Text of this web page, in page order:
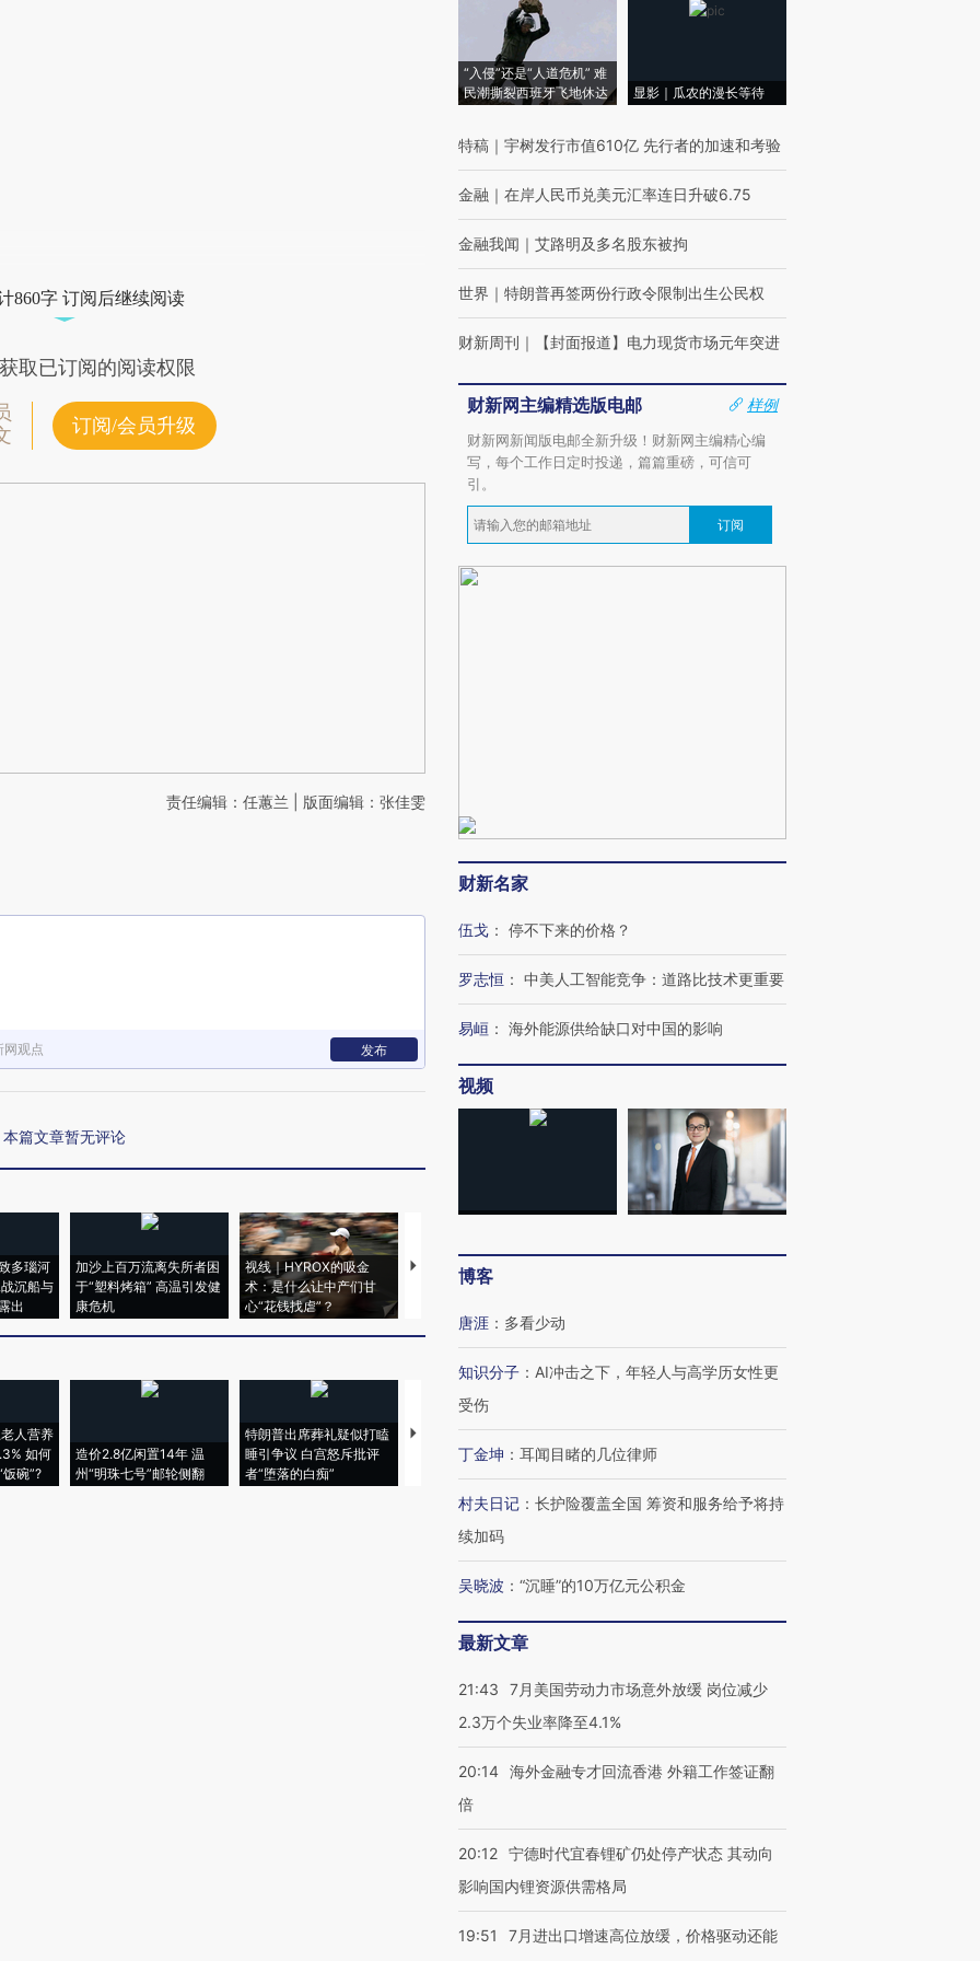
860字 订阅后继续阅读
取已订阅的阅读权限
订阅/会员升级
责任编辑：任蕙兰 | 版面编辑：张佳雯
网观点 发布
本篇文章暂无评论
多瑙河
沉船与
出
加沙上百万流离失所者困
于“塑料烤箱” 高温引发健
康危机
视线｜HYROX的吸金
术：是什么让中产们甘
心“花钱找虐”？
马航飞行员跨国走私7万
粒摇头丸 尿检体内含3种
人营养
如何
碗”?
造价2.8亿闲置14年 温
州“明珠七号”邮轮侧翻
特朗普出席葬礼疑似打瞌
睡引争议 白宫怒斥批评
者“堕落的白痴”
韩国高温创百年纪录 当局
视线｜全球最热百城独占
97个 印度如何熬过48°C
“入侵”还是“人道危机” 难
民潮撕裂西班牙飞地休达
显影｜瓜农的漫长等待
特稿 ｜ 宇树发行市值610亿 先行者的加速和考验
金融 ｜ 在岸人民币兑美元汇率连日升破6.75
金融我闻 ｜ 艾路明及多名股东被拘
世界 ｜ 特朗普再签两份行政令限制出生公民权
财新周刊 ｜ 【封面报道】电力现货市场元年突进
财新网主编精选版电邮
样例
财新网新闻版电邮全新升级！财新网主编精心编
写，每个工作日定时投递，篇篇重磅，可信可
引。
订阅
财新名家
伍戈 ： 停不下来的价格？
罗志恒 ： 中美人工智能竞争：道路比技术更重要
易峘 ： 海外能源供给缺口对中国的影响
视频
博客
唐涯 ： 多看少动
知识分子 ： AI冲击之下，年轻人与高学历女性更
受伤
丁金坤 ： 耳闻目睹的几位律师
村夫日记 ： 长护险覆盖全国 筹资和服务给予将持
续加码
吴晓波 ： “沉睡”的10万亿元公积金
最新文章
21:43
7月美国劳动力市场意外放缓 岗位减少
2.3万个失业率降至4.1%
20:14 海外金融专才回流香港 外籍工作签证翻
倍
20:12 宁德时代宜春锂矿仍处停产状态 其动向
影响国内锂资源供需格局
19:51
7月进出口增速高位放缓，价格驱动还能